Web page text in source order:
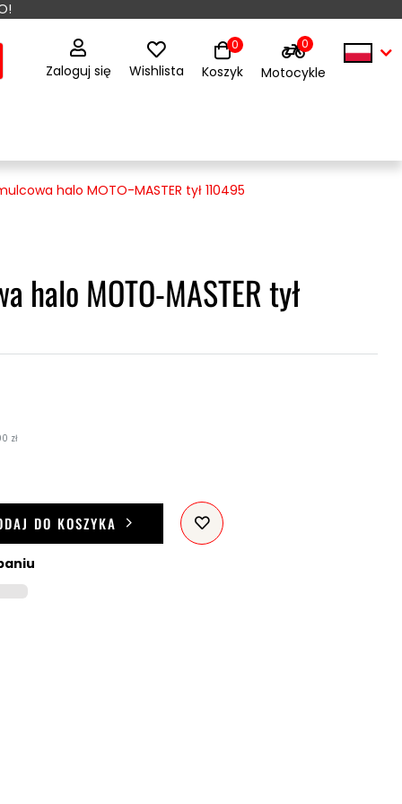
Zaloguj się Wishlista Koszyk
0 0
Motocykle
halo MOTO-MASTER tył 110495
halo MOTO-MASTER tył
zł
DO KOSZYKA